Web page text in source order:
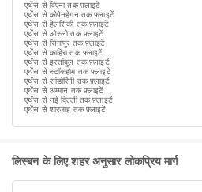
एथेंस से विएना तक फ़्लाइटें
एथेंस से कोपेनहेगन तक फ़्लाइटें
एथेंस से हेलसिंकी तक फ़्लाइटें
एथेंस से ओस्लो तक फ़्लाइटें
एथेंस से सिंगापुर तक फ़्लाइटें
एथेंस से काहिरा तक फ़्लाइटें
एथेंस से इस्तांबुल तक फ़्लाइटें
एथेंस से स्टॉकहोम तक फ़्लाइटें
एथेंस से सांडोरिनी तक फ़्लाइटें
एथेंस से अम्मान तक फ़्लाइटें
एथेंस से नई दिल्ली तक फ़्लाइटें
एथेंस से शारजाह तक फ़्लाइटें
लिस्बन के लिए शहर अनुसार लोकप्रिय मार्ग